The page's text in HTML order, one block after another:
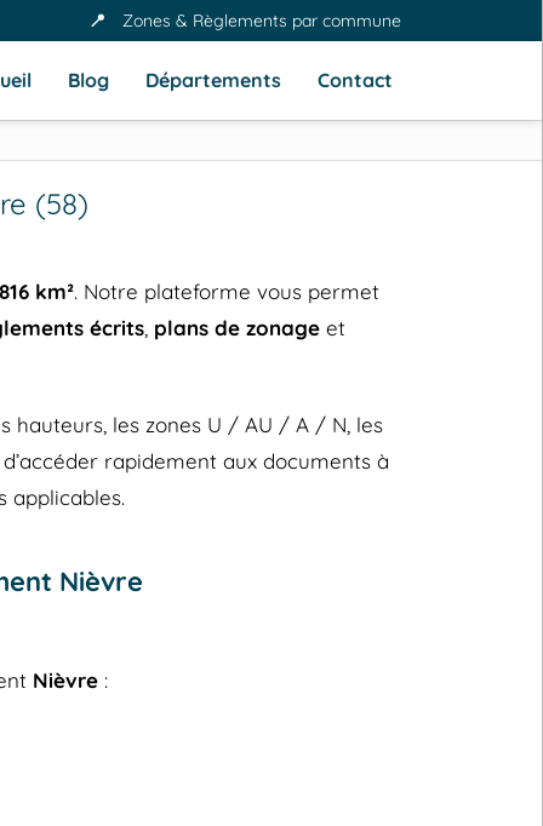
📍 Zones & Règlements par commune
Blog Départements Contact
(58)
km². Notre plateforme vous permet
écrits plans de zonage et
hauteurs, les zones U / AU / A / N, les
rapidement aux documents à
Nièvre
Nièvre :